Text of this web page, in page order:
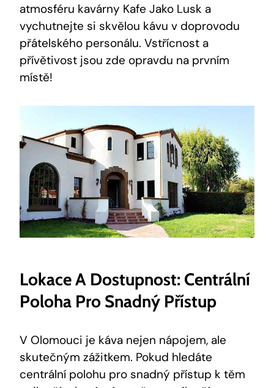
atmosféru‍ kavárny Kafe Jako Lusk a
vychutnejte si ⁣skvělou kávu v doprovodu
přátelského personálu.‍ Vstřícnost⁣ a⁤
přívětivost jsou zde opravdu na prvním
‍místě!
Lokace A Dostupnost: Centrální
Poloha Pro Snadný Přístup
V​ Olomouci je káva nejen nápojem, ale
skutečným zážitkem. Pokud hledáte
centrální polohu pro snadný přístup ⁢k těm